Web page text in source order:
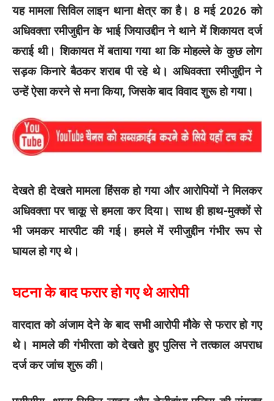
यह मामला सिविल लाइन थाना क्षेत्र का है। 8 मई 2026 को
अधिवक्ता रमीजुद्दीन के भाई जियाउद्दीन ने थाने में शिकायत दर्ज
कराई थी। शिकायत में बताया गया था कि मोहल्ले के कुछ लोग
सड़क किनारे बैठकर शराब पी रहे थे। अधिवक्ता रमीजुद्दीन ने
उन्हें ऐसा करने से मना किया, जिसके बाद विवाद शुरू हो गया।
देखते ही देखते मामला हिंसक हो गया और आरोपियों ने मिलकर
अधिवक्ता पर चाकू से हमला कर दिया। साथ ही हाथ-मुक्कों से
भी जमकर मारपीट की गई। हमले में रमीजुद्दीन गंभीर रूप से
घायल हो गए थे।
घटना के बाद फरार हो गए थे आरोपी
वारदात को अंजाम देने के बाद सभी आरोपी मौके से फरार हो गए
थे। मामले की गंभीरता को देखते हुए पुलिस ने तत्काल अपराध
दर्ज कर जांच शुरू की।